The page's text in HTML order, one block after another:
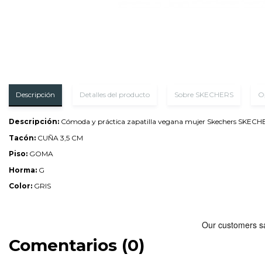
Descripción Detalles del producto Sobre SKECHERS
Descripción: Cómoda y práctica zapatilla vegana mujer Skechers
Tacón: CUÑA 3,5 CM
Piso: GOMA
Horma: G
Color: GRIS
Comentarios (0)